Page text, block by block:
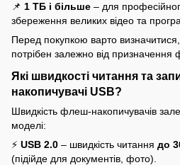
📌 1 ТБ і більше – для
збереження великих відео та
Перед покупкою варто
потрібен залежно від призначення
Які швидкості читання та
накопичувачі USB?
Швидкість флеш-накопичувачів
моделі:
⚡ USB 2.0 – швидкість читання до
(підійде для документів, фото).